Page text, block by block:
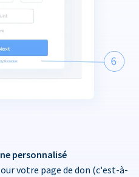
personnalisé
votre page de don (c'est-à-